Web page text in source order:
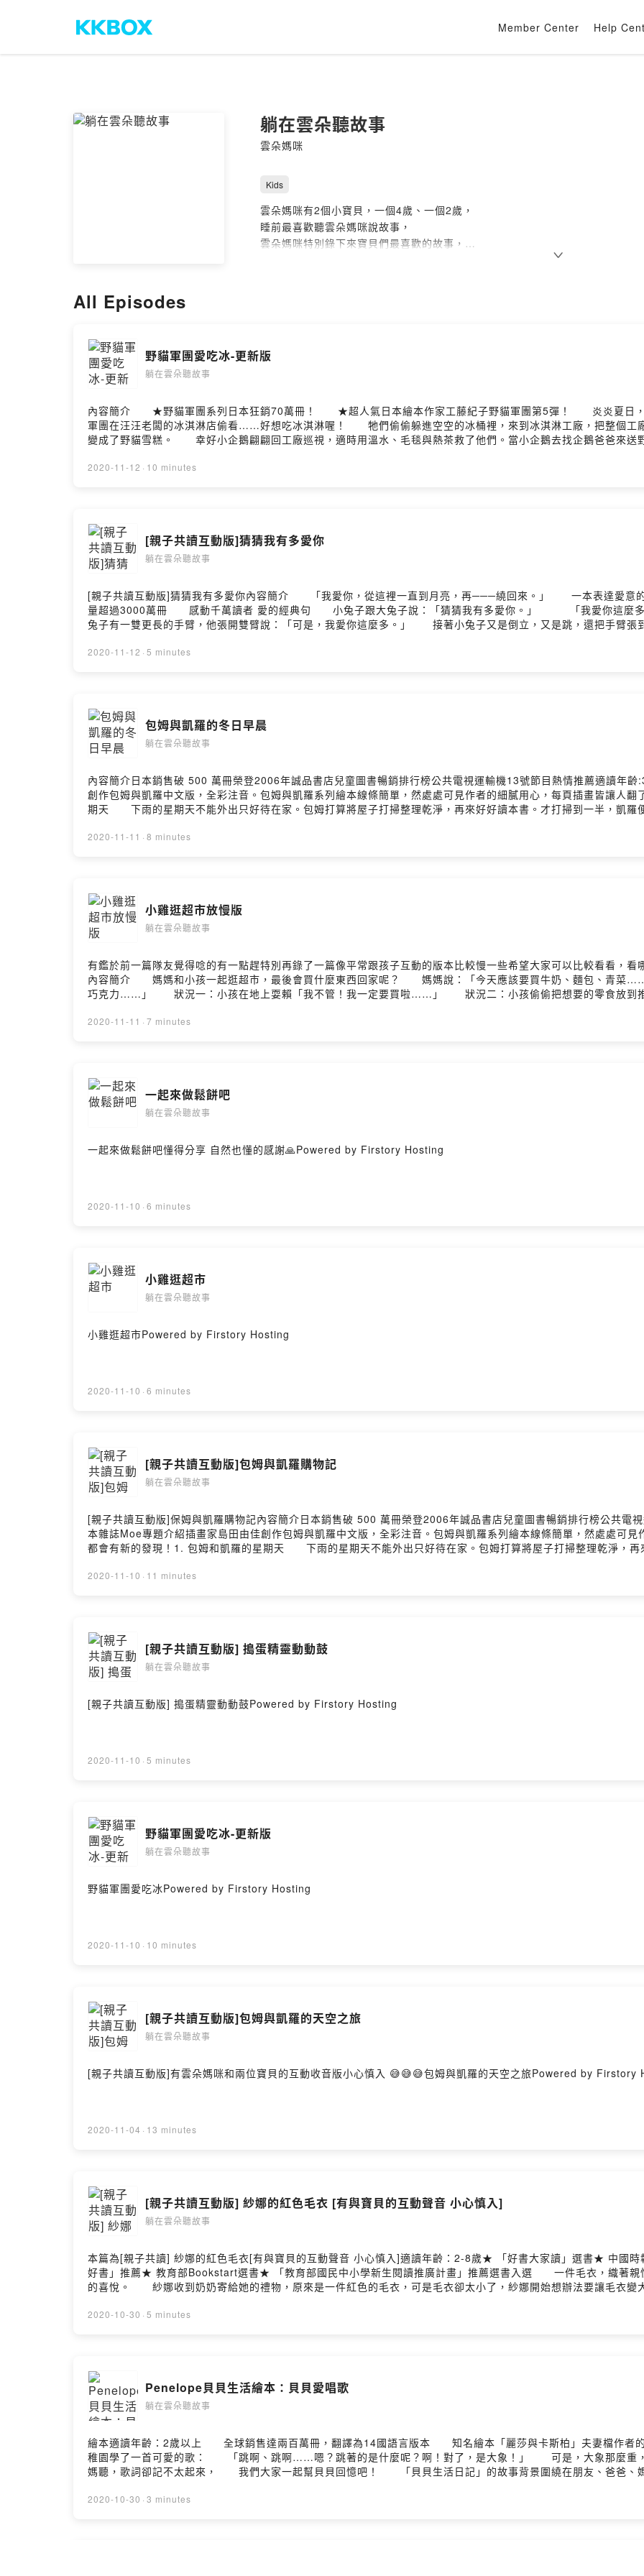
Member Center Help
躺在雲朵聽故事
雲朵媽咪
Kids
雲朵媽咪有2個小寶貝，一個4歲、一個2歲，
睡前最喜歡聽雲朵媽咪說故事，
雲朵媽咪特別錄下來寶貝們最喜歡的故事，
All Episodes
野貓軍團愛吃冰-更新版
躺在雲朵聽故事
內容簡介 ★野貓軍團系列日本狂銷70萬冊！ ★超人氣日本繪本作家工藤紀子野貓軍團第5彈！ 炎炎夏日
軍團在汪汪老闆的冰淇淋店偷看……好想吃冰淇淋喔！ 牠們偷偷躲進空空的冰桶裡，來到冰淇淋工廠，把整個工
變成了野貓雪糕。 幸好小企鵝翩翩回工廠巡視，適時用溫水、毛毯與熱茶救了他們。當小企鵝去找企鵝爸爸來送
團是否能順利逃脫呢？ ＊有注音 ＊適讀年齡：4歲以上作者介紹作、繪者簡介工藤紀子（くどうのりこ）
讀作為終身職志。現為中華民國兒童文學學會志工、日文繪本講師，成立繪本分享社團與日文繪本同好交流。繪本譯
《我是公車司機》、《蚯蚓阿俊》、《蚯蚓救難隊員》、《海豚乘客》、《野貓軍團開火車》、《野貓軍團壽司店》
子？》、《小松鼠愛美拉爾德─可以念這本書給我聽嗎？》（台灣東方）。序導讀野貓軍團的友情大冒險黃惠綺（
國。故事換了場景，但是經典場面仍與之前作品一樣，野貓們為了貪吃貪玩，大膽無畏如入無人之境似的搗蛋闖禍，
的故事發展，是否比較複雜且整個格局也大很多呢？換個說法，這次八隻野貓闖出來的事，可不是再次搞笑就能輕
哥或大叔了？（笑）但在跟小企鵝的互動中，野貓們也由可愛轉為酷帥了。 故事中，八隻野貓因為貪吃，吃了整
變成野貓雪糕。幸好小企鵝回工廠巡視，適時用溫水、毛毯與熱茶救了他們。就在野貓們鬆一口氣，等待小企鵝去
還用尖牙將野貓們躲藏的罐子咬破洞，讓海水流進去，想將他們逼出來……這幾頁雖然沒什麼文字，但心境上卻像在
害，版面雖不大，兩種不同大鯨魚的畫面，卻顯得超有魄力！最後一頁野貓們做著焊接的工作，感覺這八隻野貓還真
貓認真工作的樣子，愈看愈可愛！不過每次書都還沒看完，就已經流了滿嘴口水啊！天氣熱，我也來去吃吃冰淇淋
列：繪本精選規格：精裝 / 32頁 / 20 x 20 x 0.45 cm / 普通級 / 全彩印刷 / 初版出版地：日本本書分類：童書/青少
年文學> 分齡推薦> 3-8歲Powered by Firstory Hosting
2020-11-12 · 10 minutes
[親子共讀互動版]猜猜我有多愛你
躺在雲朵聽故事
[親子共讀互動版]猜猜我有多愛你內容簡介 「我愛你，從這裡一直到月亮，再───繞回來。」 一本表達愛意
量超過3000萬冊 感動千萬讀者 愛的經典句 小兔子跟大兔子說：「猜猜我有多愛你。」 「我愛你這麼
兔子有一雙更長的手臂，他張開雙臂說：「可是，我愛你這麼多。」 接著小兔子又是倒立，又是跳，還把手臂
說：「我愛你，從這裡一直到月亮，再───繞回來。」一句愛的告白，成了永恆的經典。 愛，要讓對方知道 當
佳童書 ★★入選美國全國教育協會「教師們推薦的100 本書」 ★入選美國全國教育協會「孩子們推薦的100
《二十世紀童書寶典》 ★行政院新聞局推介《中小學生優良課外讀物》好評推薦 ★《出版人週刊》星級評薦
慧、令人喜愛且俏皮的故事，透過安妮塔．婕朗的鋼筆淡彩畫變得更豐富了，插畫中運用了像青苔般的綠色，淺淺的
適合睡前閱讀。 ★《書單》雜誌星級評薦★ 這本圖畫書完美呈現了一個可愛的睡前親子遊戲。這個充滿溫情
妮塔．婕朗繪製的這一對兔子，也使得這本溫暖有趣的圖畫書更精美了。 ★《童書久久II》劉清彥撰文推薦（
對愛的感受非常深刻，但囿於有限的生活經驗和語文能力，對愛的表達只能簡單、直接又具體。大兔子和小兔子看
像是一種親密感十足的親子活動。作者介紹作者簡介山姆．麥克布雷尼 (Sam McBratney) 生於北愛爾蘭首都貝
結晶。繼本書之後，他又與安妮塔．婕朗合作了另一本暢銷書《你們都是我的最愛》。繪者簡介安妮塔．婕朗
親情/友誼本書分類：童書/青少年文學> 分齡推薦> 3-8歲猜猜我有多愛你Guess How Much I Love You作者： 山姆
McBratney譯者： 陳淑惠繪者： 安妮塔．婕朗（Anita Jeram）出版社：上誼文化公司Powered by Firstory Hosting
2020-11-12 · 5 minutes
包姆與凱羅的冬日早晨
躺在雲朵聽故事
內容簡介日本銷售破 500 萬冊榮登2006年誠品書店兒童圖書暢銷排行榜公共電視運輸機13號節目熱情推薦適讀年
創作包姆與凱羅中文版，全彩注音。包姆與凱羅系列繪本線條簡單，然處處可見作者的細膩用心，每頁插畫皆讓人
期天 下雨的星期天不能外出只好待在家。包姆打算將屋子打掃整理乾淨，再來好好讀本書。才打掃到一半，凱羅
麼樣才能悠閒看書呢？2. 包姆和凱羅購物記 愛睡懶覺的凱羅起了個大早，原來今天是一月一次的上街購物日。包
天空之旅驚險連連，最後他們能否平安抵達爺爺家呢？4. 包姆與凱羅的冬日早晨 冬日早晨，包姆和凱羅一起去結
於是將他帶回家解凍。凱羅很喜歡小班，和小班一起玩得不亦樂乎，但是第二天早上醒來，小班不見了！詳細資料
刷 / 初版出版地：台灣本書分類：童書/青少年文學> 圖畫書> 生活教育本書分類：童書/青少年文學> 分齡推薦> 3-8
者： 島田由佳出版社：九童國際文化Powered by Firstory Hosting
2020-11-11 · 8 minutes
小雞逛超市放慢版
躺在雲朵聽故事
有鑑於前一篇隊友覺得唸的有一點趕特別再錄了一篇像平常跟孩子互動的版本比較慢一些希望大家可以比較看看，
內容簡介 媽媽和小孩一起逛超市，最後會買什麼東西回家呢？ 媽媽說：「今天應該要買牛奶、麵包、青菜
巧克力……」 狀況一：小孩在地上耍賴「我不管！我一定要買啦……」 狀況二：小孩偷偷把想要的零食放到推
認識超市中的各式各樣日常生活中所接觸的商品。 此外，書中還包含了親子學習的課題，請父母和孩子共讀後，
2020-11-11 · 7 minutes
一起來做鬆餅吧
躺在雲朵聽故事
一起來做鬆餅吧懂得分享 自然也懂的感謝🙏Powered by Firstory Hosting
2020-11-10 · 6 minutes
小雞逛超市
躺在雲朵聽故事
小雞逛超市Powered by Firstory Hosting
2020-11-10 · 6 minutes
[親子共讀互動版]包姆與凱羅購物記
躺在雲朵聽故事
[親子共讀互動版]保姆與凱羅購物記內容簡介日本銷售破 500 萬冊榮登2006年誠品書店兒童圖書暢銷排行榜公共電
本雜誌Moe專題介紹插畫家島田由佳創作包姆與凱羅中文版，全彩注音。包姆與凱羅系列繪本線條簡單，然處處可
都會有新的發現！1. 包姆和凱羅的星期天 下雨的星期天不能外出只好待在家。包姆打算將屋子打掃整理乾淨，再
蟲蟲佔據了整個閣樓。包姆到底該怎麼樣才能悠閒看書呢？2. 包姆和凱羅購物記 愛睡懶覺的凱羅起了個大早，原
大海蛇，連吸血蝙蝠都來湊熱鬧，一場天空之旅驚險連連，最後他們能否平安抵達爺爺家呢？4. 包姆與凱羅的冬
冰，結果發現凍結在冰上的鴨子小班，於是將他帶回家解凍。凱羅很喜歡小班，和小班一起玩得不亦樂乎，但是第二
21 x 14.8 x 1.5 cm / 普通級 / 全彩印刷 / 初版出版地：台灣本書分類：童書/青少年文學> 圖畫書> 生活教育本書分
圖畫書：包姆與凱羅系列（全４冊）作者： 島田由佳出版社：九童國際文化Powered by Firstory Hosting
2020-11-10 · 11 minutes
[親子共讀互動版] 搗蛋精靈動動鼓
躺在雲朵聽故事
[親子共讀互動版] 搗蛋精靈動動鼓Powered by Firstory Hosting
2020-11-10 · 5 minutes
野貓軍團愛吃冰-更新版
躺在雲朵聽故事
野貓軍團愛吃冰Powered by Firstory Hosting
2020-11-10 · 10 minutes
[親子共讀互動版]包姆與凱羅的天空之旅
躺在雲朵聽故事
[親子共讀互動版]有雲朵媽咪和兩位寶貝的互動收音版小心慎入 😅😅😅包姆與凱羅的天空之旅Powered by Firstory
2020-11-04 · 13 minutes
[親子共讀互動版] 紗娜的紅色毛衣 [有與寶貝的互動聲音 小心慎入]
躺在雲朵聽故事
本篇為[親子共讀] 紗娜的紅色毛衣[有與寶貝的互動聲音 小心慎入]適讀年齡：2-8歲★ 「好書大家讀」選書★ 中國
好書」推薦★ 教育部Bookstart選書★ 「教育部國民中小學新生閱讀推廣計畫」推薦選書入選 一件毛衣，織著
的喜悅。 紗娜收到奶奶寄給她的禮物，原來是一件紅色的毛衣，可是毛衣卻太小了，紗娜開始想辦法要讓毛衣變
衣，最後，毛衣會產生什麼奇妙而有趣的變化呢？紗娜又能不能得償心願呢？作者：成田雅子譯者： 鄭如峰繪者：
2020-10-30 · 5 minutes
Penelope貝貝生活繪本：貝貝愛唱歌
躺在雲朵聽故事
繪本適讀年齡：2歲以上 全球銷售達兩百萬冊，翻譯為14國語言版本 知名繪本「麗莎與卡斯柏」夫妻檔作者
稚園學了一首可愛的歌： 「跳啊、跳啊……嗯？跳著的是什麼呢？啊！對了，是大象！」 可是，大象那麼重
媽聽，歌詞卻記不太起來， 我們大家一起幫貝貝回憶吧！ 「貝貝生活日記」的故事背景圍繞在朋友、爸爸、
樣，讓人忍不住會心一笑。Powered by Firstory Hosting
2020-10-30 · 3 minutes